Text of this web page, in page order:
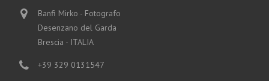
Banfi Mirko - Fotografo
Desenzano del Garda
Brescia - ITALIA
+39 329 0131547